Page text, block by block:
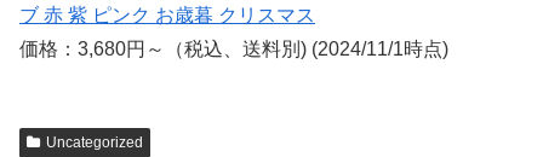
ブ 赤 紫 ピンク お歳暮 クリスマス
価格：3,680円～（税込、送料別) (2024/11/1時点)
Uncategorized